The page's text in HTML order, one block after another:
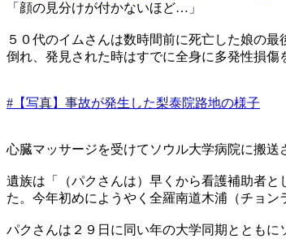
「顔の見分けが付かないほど…」
５０代のイムさんは数時間前に死亡した娘の
倒れ、発見された時はすでに全身に多発性損
#【写真】事故が発生した梨泰院路地の様子
心臓マッサージを受けてソウル大学病院に搬
遺族は「（パクさんは）早くから看護補助者
た。今年初めにようやく全羅南道木浦（チョ
パクさんは２９日に同い年の大学同期ととも